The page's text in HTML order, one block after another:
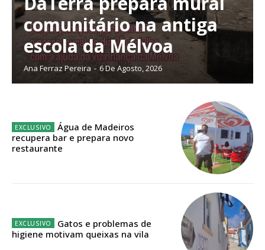
Planos de Assinatura
Faça-se assinante do Região de Cister e ajude-nos a manter este serviço
público!
Sendo assinante terá acesso a todos os conteúdos exclusivos e versões
Escolha o plano de assinatura desejado:
32€
comunitário na antiga
escola da Mélvoa
Ana Ferraz Pereira - 6 De Agosto, 2026
Água de Madeiros
recupera bar e prepara novo
restaurante
Gatos e problemas de
higiene motivam queixas na vila